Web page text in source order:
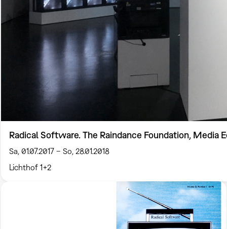
Radical Software. The Raindance Foundation, Media
Sa, 01.07.2017 – So, 28.01.2018
Lichthof 1+2